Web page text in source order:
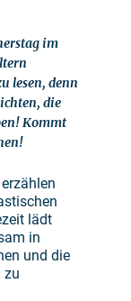
im
lesen, denn
die
Kommt
lädt
in
und die
zu